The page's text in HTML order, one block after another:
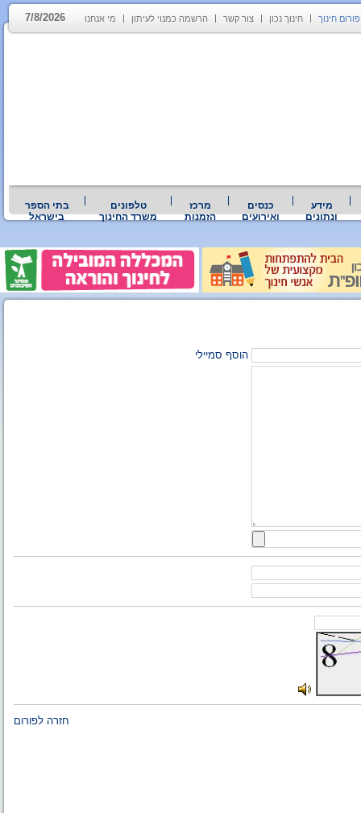
פורום חינוך חינוך נכון צור קשר הרשמה כמנוי לעיתון מי אנחנו 7/8/2026
מידע
ונתונים
כנסים
ואירועים
מרכז
הזמנות
טלפונים
משרד החינוך
בתי הספר
בישראל
הוסף סמיילי
חזרה לפורום